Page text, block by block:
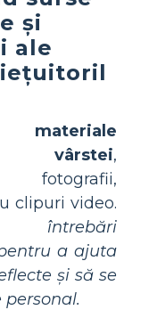
și
ale
materiale
vârstei,
fotografii,
clipuri video.
întrebări
a ajuta
și să se
personal.